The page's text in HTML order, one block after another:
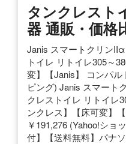
タンクレスト
器 通販・価格
Janis スマートクリン
トイレ リトイレ305～
変】【Janis】 コンパル
ピング) Janis スマート
クレストイレ リトイレ
ンクレス】【床可変】
￥191,276 (Yahoo!ショ
付】【送料無料】パナ